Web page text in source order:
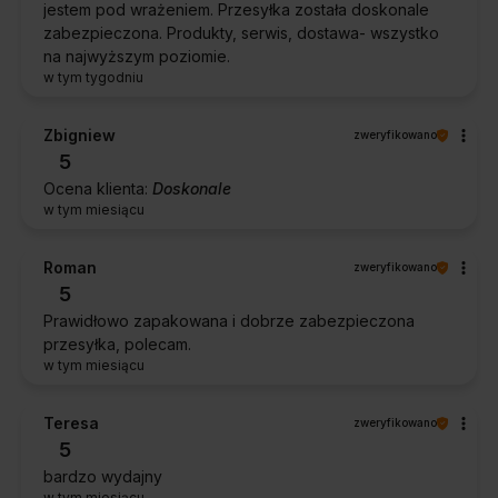
jestem pod wrażeniem. Przesyłka została doskonale
zabezpieczona. Produkty, serwis, dostawa- wszystko
na najwyższym poziomie.
w tym tygodniu
Zbigniew zweryfikowano
5
Ocena klienta: Doskonale
w tym miesiącu
Roman zweryfikowano
5
Prawidłowo zapakowana i dobrze zabezpieczona
przesyłka, polecam.
w tym miesiącu
Teresa zweryfikowano
5
bardzo wydajny